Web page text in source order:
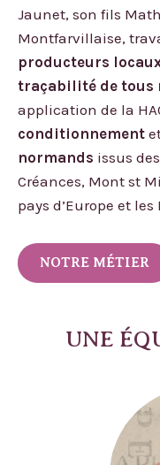
Jaunet, son fils
Montfarvillaise,
producteurs
traçabilité de tous
application de la
conditionnement
normands issus
Créances, Mont st
pays d’Europe et les
NOTRE MÉTIER
UNE